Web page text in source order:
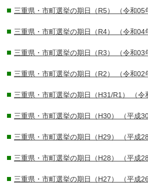
三重県・市町選挙の期日（R5） （令和05
三重県・市町選挙の期日（R4） （令和04
三重県・市町選挙の期日（R3） （令和03
三重県・市町選挙の期日（R2） （令和02
三重県・市町選挙の期日（H31/R1） （令
三重県・市町選挙の期日（H30） （平成
三重県・市町選挙の期日（H29） （平成
三重県・市町選挙の期日（H28） （平成
三重県・市町選挙の期日（H27） （平成